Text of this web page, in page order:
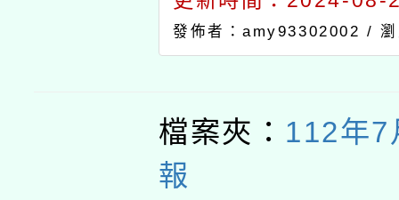
發佈者：amy93302002 /
檔案夾： 112年7
報